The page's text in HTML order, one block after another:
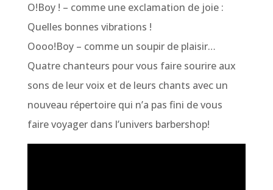
O!Boy ! – comme une exclamation de joie :
Quelles bonnes vibrations !
Oooo!Boy – comme un soupir de plaisir…
Quatre chanteurs pour vous faire sourire aux
sons de leur voix et de leurs chants avec un
nouveau répertoire qui n’a pas fini de vous
faire voyager dans l’univers barbershop!